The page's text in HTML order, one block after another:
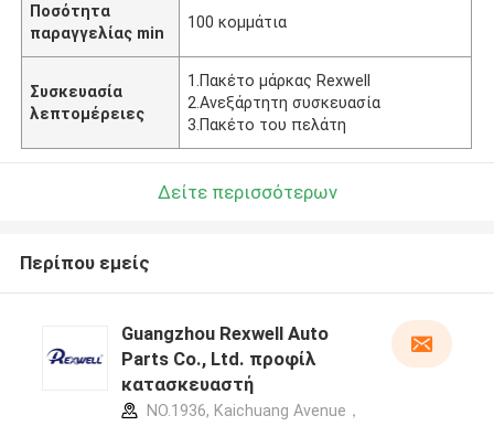
Ποσότητα
παραγγελίας min
100 κομμάτια
Συσκευασία
λεπτομέρειες
1.Πακέτο μάρκας Rexwell
2.Ανεξάρτητη συσκευασία
3.Πακέτο του πελάτη
Δείτε περισσότερων
Περίπου εμείς
Guangzhou Rexwell Auto
Parts Co., Ltd. προφίλ
κατασκευαστή
NO.1936, Kaichuang Avenue，